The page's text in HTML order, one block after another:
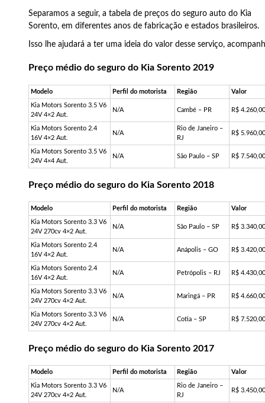
Separamos a seguir, a tabela de preços do seguro auto do Kia
Sorento, em diferentes anos de fabricação e estados brasileiros.
Isso lhe ajudará a ter uma ideia do valor desse serviço,
Preço médio do seguro do Kia Sorento 2019
Modelo Perfil do motorista Região Valor
Kia Motors Sorento 3.5 V6
24V 4×2 Aut.
N/A Cambé – PR R$
Kia Motors Sorento 2.4
16V 4×2 Aut.
N/A
Rio de Janeiro –
RJ
R$
Kia Motors Sorento 3.5 V6
24V 4×4 Aut.
N/A São Paulo – SP R$
Preço médio do seguro do Kia Sorento 2018
Modelo Perfil do motorista Região Valor
Kia Motors Sorento 3.3 V6
24V 270cv 4×2 Aut.
N/A São Paulo – SP R$
Kia Motors Sorento 2.4
16V 4×2 Aut.
N/A Anápolis – GO R$
Kia Motors Sorento 2.4
16V 4×2 Aut.
N/A Petrópolis – RJ R$
Kia Motors Sorento 3.3 V6
24V 270cv 4×2 Aut.
N/A Maringá – PR R$
Kia Motors Sorento 3.3 V6
24V 270cv 4×2 Aut.
N/A Cotia – SP R$
Preço médio do seguro do Kia Sorento 2017
Modelo Perfil do motorista Região Valor
Kia Motors Sorento 3.3 V6
24V 270cv 4×2 Aut.
N/A
Rio de Janeiro –
RJ
R$